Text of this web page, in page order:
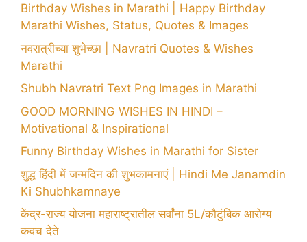
Birthday Wishes in Marathi | Happy Birthday
Marathi Wishes, Status, Quotes & Images
नवरात्रीच्या शुभेच्छा | Navratri Quotes & Wishes
Marathi
Shubh Navratri Text Png Images in Marathi
GOOD MORNING WISHES IN HINDI –
Motivational & Inspirational
Funny Birthday Wishes in Marathi for Sister
शुद्ध हिंदी में जन्मदिन की शुभकामनाएं | Hindi Me Janamdin
Ki Shubhkamnaye
केंद्र-राज्य योजना महाराष्ट्रातील सर्वांना 5L/कौटुंबिक आरोग्य
कवच देते